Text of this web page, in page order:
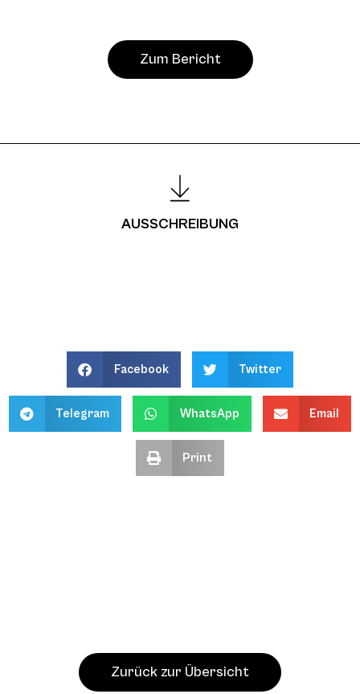
Zum Bericht
AUSSCHREIBUNG
Facebook Twitter
Telegram WhatsApp Email
Print
Zurück zur Übersicht